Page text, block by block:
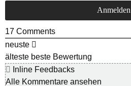
17 Comments
neuste
älteste beste Bewertung
Inline Feedbacks
Alle Kommentare ansehen